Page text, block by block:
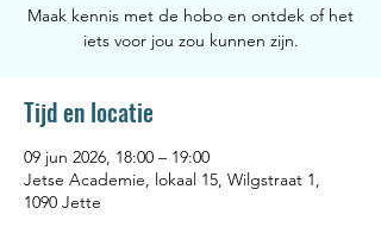
Maak kennis met de hobo en ontdek of het
iets voor jou zou kunnen zijn.
Tijd en locatie
09 jun 2026, 18:00 – 19:00
Jetse Academie, lokaal 15, Wilgstraat 1,
1090 Jette